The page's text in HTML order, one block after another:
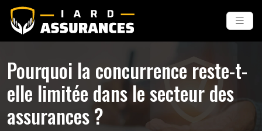
Pourquoi la concurrence reste-t-
elle limitée dans le secteur des
assurances ?